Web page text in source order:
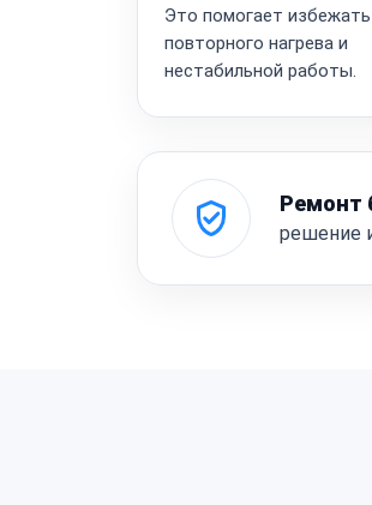
Это помогает избежать
повторного нагрева и
нестабильной работы.
Ремонт
решение